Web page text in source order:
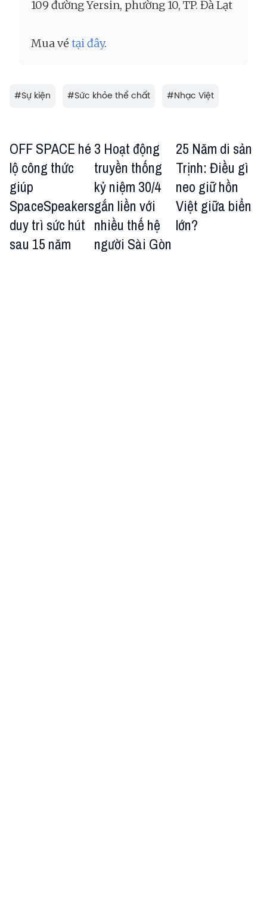
109 đường Yersin, phường 10, TP. Đà Lạt
Mua vé tại đây.
#Sự kiện #Sức khỏe thể chất #Nhạc Việt
OFF SPACE hé
lộ công thức
giúp
SpaceSpeakers
duy trì sức hút
sau 15 năm
3 Hoạt động
truyền thống
kỷ niệm 30/4
gắn liền với
nhiều thế hệ
người Sài Gòn
25 Năm di sản
Trịnh: Điều gì
neo giữ hồn
Việt giữa biển
lớn?